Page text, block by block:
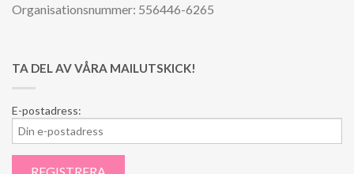
Organisationsnummer: 556446-6265
TA DEL AV VÅRA MAILUTSKICK!
E-postadress: